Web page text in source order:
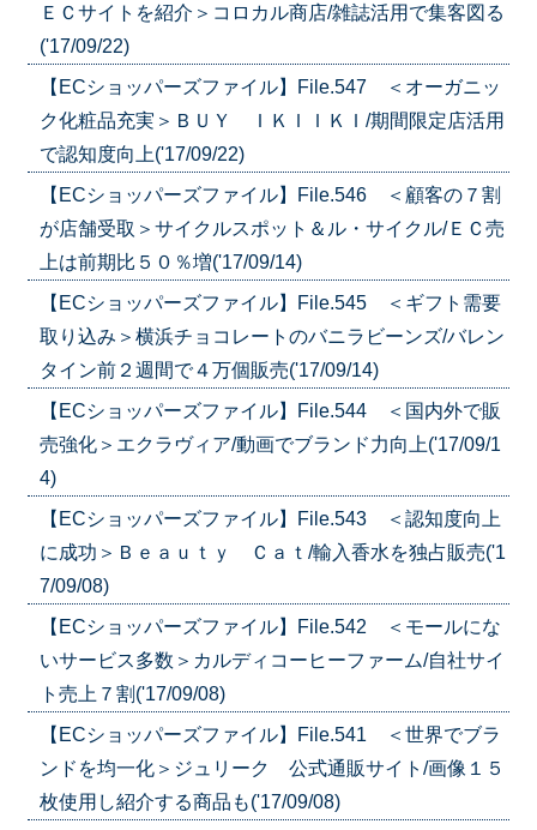
ＥＣサイトを紹介＞コロカル商店/雑誌活用で集客図る
('17/09/22)
【ECショッパーズファイル】File.547 ＜オーガニッ
ク化粧品充実＞ＢＵＹ ＩＫＩＩＫＩ/期間限定店活用
で認知度向上('17/09/22)
【ECショッパーズファイル】File.546 ＜顧客の７割
が店舗受取＞サイクルスポット＆ル・サイクル/ＥＣ売
上は前期比５０％増('17/09/14)
【ECショッパーズファイル】File.545 ＜ギフト需要
取り込み＞横浜チョコレートのバニラビーンズ/バレン
タイン前２週間で４万個販売('17/09/14)
【ECショッパーズファイル】File.544 ＜国内外で販
売強化＞エクラヴィア/動画でブランド力向上('17/09/1
4)
【ECショッパーズファイル】File.543 ＜認知度向上
に成功＞Ｂｅａｕｔｙ Ｃａｔ/輸入香水を独占販売('1
7/09/08)
【ECショッパーズファイル】File.542 ＜モールにな
いサービス多数＞カルディコーヒーファーム/自社サイ
ト売上７割('17/09/08)
【ECショッパーズファイル】File.541 ＜世界でブラ
ンドを均一化＞ジュリーク 公式通販サイト/画像１５
枚使用し紹介する商品も('17/09/08)